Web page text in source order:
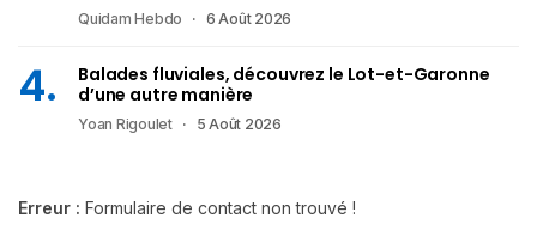
Quidam Hebdo 6 Août 2026
Balades fluviales, découvrez le Lot-et-Garonne
d’une autre manière
Yoan Rigoulet 5 Août 2026
Erreur : Formulaire de contact non trouvé !